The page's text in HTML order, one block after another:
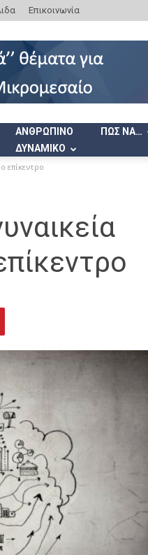
Επικοινωνία
ΑΝΘΡΩΠΙΝΟ
ΔΥΝΑΜΙΚΟ
ΠΩΣ ΝΑ…
επίκεντρο